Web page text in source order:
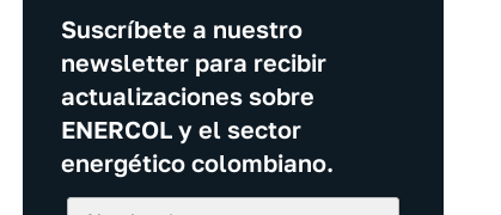
Suscríbete a nuestro
newsletter para recibir
actualizaciones sobre
ENERCOL y el sector
energético colombiano.